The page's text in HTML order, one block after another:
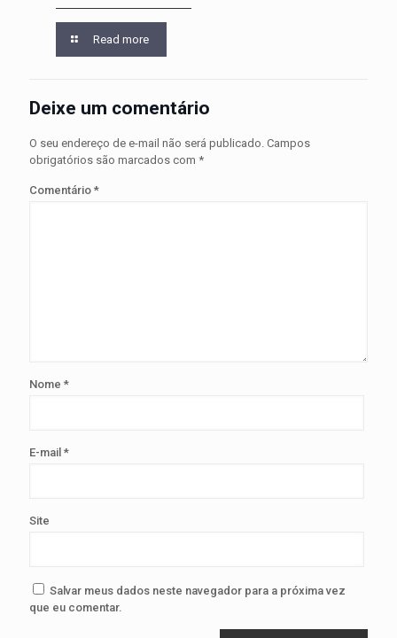
Read more
Deixe um comentário
O seu endereço de e-mail não será publicado. Campos
obrigatórios são marcados com *
Comentário *
Nome *
E-mail *
Site
Salvar meus dados neste navegador para a próxima vez
que eu comentar.